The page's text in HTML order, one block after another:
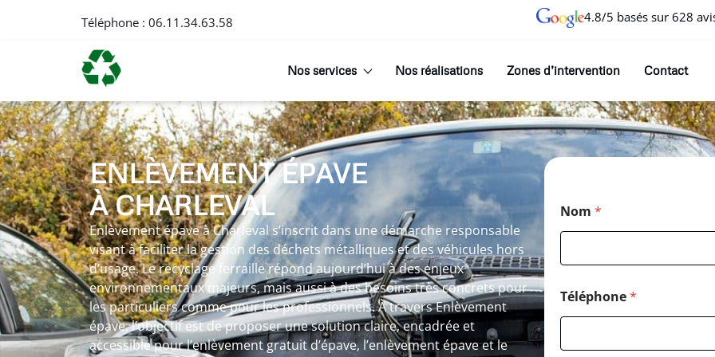
Téléphone : 06.11.34.63.58 4.8/5 basés sur 628
Nos services Nos réalisations Zones d’intervention Contact
ENLÈVEMENT ÉPAVE
À CHARLEVAL
Enlèvement épave à Charleval s’inscrit dans une démarche responsable
visant à faciliter la gestion des déchets métalliques et des véhicules hors
d’usage. Le recyclage ferraille répond aujourd’hui à des enjeux
environnementaux majeurs, mais aussi à des besoins très concrets pour
les particuliers comme pour les professionnels. À travers Enlèvement
épave, l’objectif est de proposer une solution claire, encadrée et
accessible pour l’enlèvement gratuit d’épave, l’enlèvement épave et le
Nom *
Téléphone*